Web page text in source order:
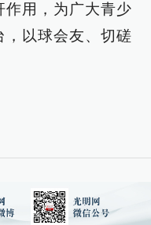
作用，为广大青少
，以球会友、切磋